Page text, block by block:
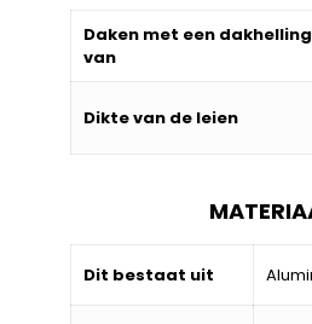
Daken met een dakhelling
van
Dikte van de leien
Dit bestaat uit